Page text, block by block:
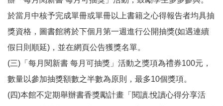
於當月中核予完成單冊或單冊以上書籍之心得報告者均具抽
獎資格，圖書館將於下個月第一週進行公開抽獎(如遇連續
假日則順延)，並在網頁公告獲獎名單。
(三)「每月閱新書 每月可抽獎」活動之獎項為禮券100元，
數量以參加抽獎額數之半數為原則，最多10個獎項。
(四)本館不定期舉辦書香獎勵計畫「閱讀.悅讀心得分享活